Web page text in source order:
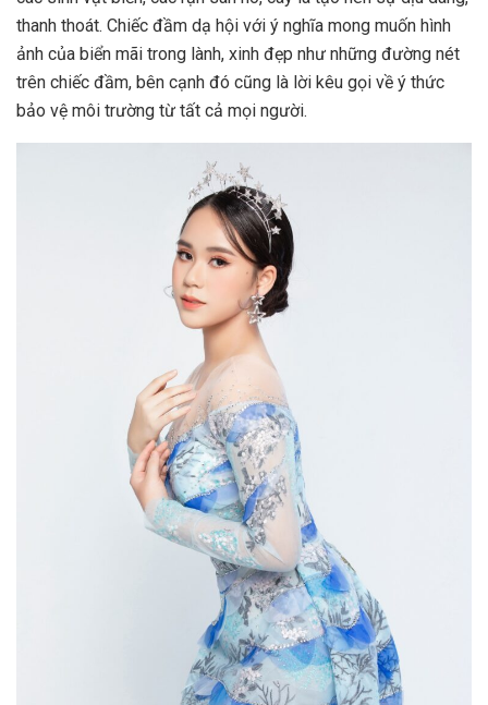
thanh thoát. Chiếc đầm dạ hội với ý nghĩa mong muốn hình
ảnh của biển mãi trong lành, xinh đẹp như những đường nét
trên chiếc đầm, bên cạnh đó cũng là lời kêu gọi về ý thức
bảo vệ môi trường từ tất cả mọi người.